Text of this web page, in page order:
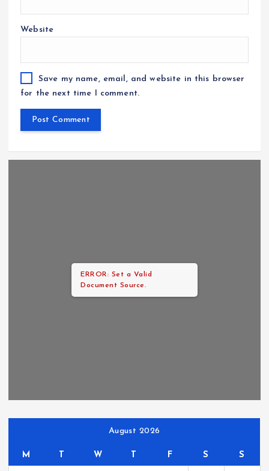
Website
Save my name, email, and website in this browser
for the next time I comment.
ERROR: Set a Valid
Document Source.
August 2026
M T W T F S S